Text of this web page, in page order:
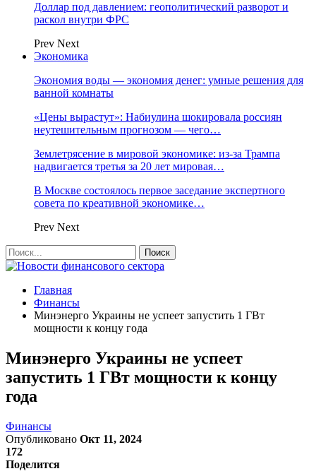
Доллар под давлением: геополитический разворот и
раскол внутри ФРС
Prev Next
Экономика
Экономия воды — экономия денег: умные решения для
ванной комнаты
«Цены вырастут»: Набиулина шокировала россиян
неутешительным прогнозом — чего…
Землетрясение в мировой экономике: из-за Трампа
надвигается третья за 20 лет мировая…
В Москве состоялось первое заседание экспертного
совета по креативной экономике…
Prev Next
Главная
Финансы
Минэнерго Украины не успеет запустить 1 ГВт
мощности к концу года
Минэнерго Украины не успеет
запустить 1 ГВт мощности к концу
года
Финансы
Опубликовано Окт 11, 2024
172
Поделится